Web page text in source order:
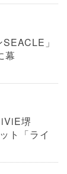
」
幕
堺
ト「ライ